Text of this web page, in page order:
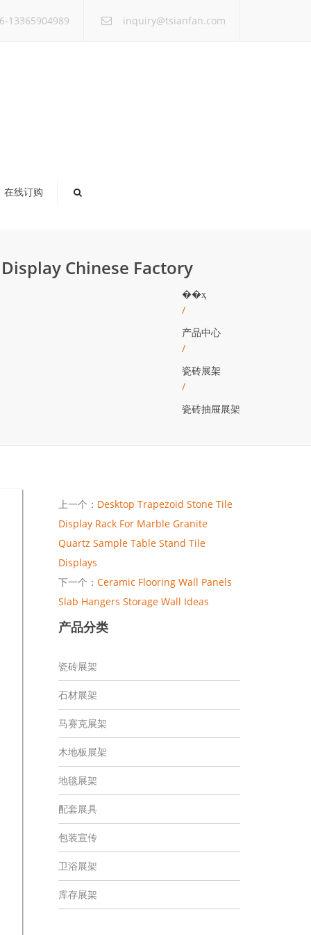
13365904989 inquiry@tsianfan.com
在线订购
Chinese Factory
��ҳ
/
产品中心
/
瓷砖展架
/
瓷砖抽屉展架
上一个： Desktop Trapezoid Stone Tile
Display Rack For Marble Granite
Quartz Sample Table Stand Tile
Displays
下一个： Ceramic Flooring Wall Panels
Slab Hangers Storage Wall Ideas
产品分类
瓷砖展架
石材展架
马赛克展架
木地板展架
地毯展架
配套展具
包装宣传
卫浴展架
库存展架